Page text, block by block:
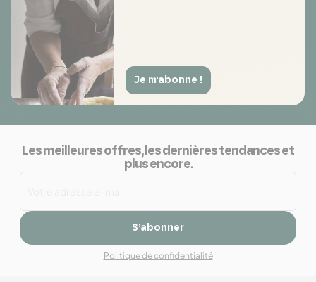
Je m'abonne !
Les meilleures offres, les dernières tendances et
plus encore.
S’abonner
Politique de confidentialité